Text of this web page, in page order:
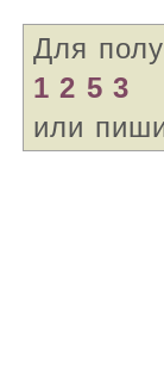
Для
1 2 5 3
или